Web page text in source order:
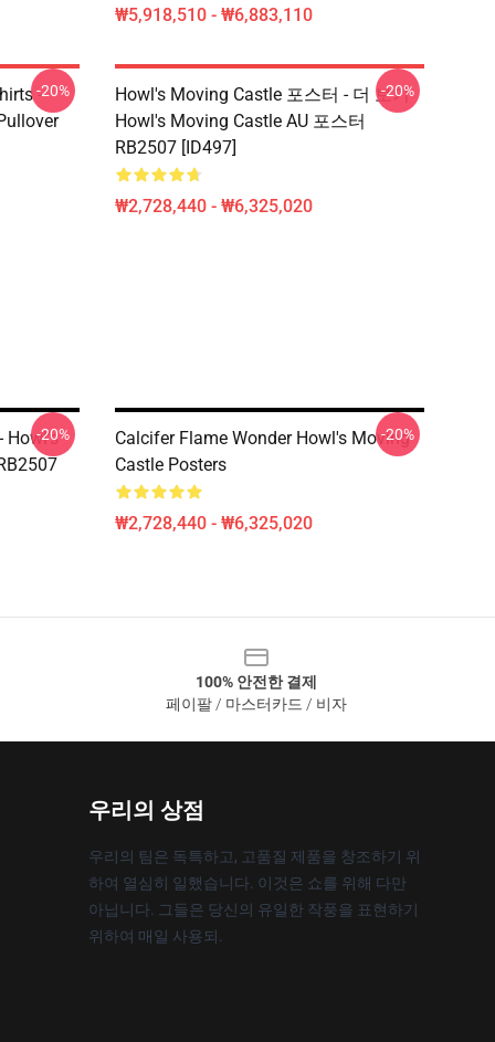
₩5,918,510 - ₩6,883,110
-
-20%
Howl's Moving Castle 포스터 - 더 보기
Howl's Moving Castle AU 포스터
RB2507 [ID497]
₩2,728,440 - ₩6,325,020
-20%
Howl's
-20%
Calcifer Flame Wonder Howl's Moving
Castle Posters
₩2,728,440 - ₩6,325,020
-20%
100% 안전한 결제
페이팔 / 마스터카드 / 비자
우리의 상점
우리의 팀은 독특하고, 고품질 제품을 창조하기 위
하여 열심히 일했습니다. 이것은 쇼를 위해 다만
아닙니다. 그들은 당신의 유일한 작풍을 표현하기
위하여 매일 사용되.